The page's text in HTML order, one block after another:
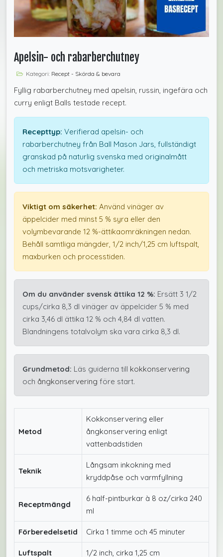
Apelsin- och rabarberchutney
Kategori: Recept - Skörda & bevara
Fyllig rabarberchutney med apelsin, russin, ingefära och
curry enligt Balls testade recept.
Recepttyp: Verifierad apelsin- och
rabarberchutney från Ball Mason Jars, fullständigt
granskad på naturlig svenska med originalmått
och metriska motsvarigheter.
Viktigt om säkerhet: Använd vinäger av
äppelcider med minst 5 % syra eller den
volymbevarande 12 %-ättikaomräkningen nedan.
Behåll samtliga mängder, 1/2 inch/1,25 cm luftspalt,
maxburken och processtiden.
Om du använder svensk ättika 12 %: Ersätt 3 1/2
cups/cirka 8,3 dl vinäger av äppelcider 5 % med
cirka 3,46 dl ättika 12 % och 4,84 dl vatten.
Blandningens totalvolym ska vara cirka 8,3 dl.
Grundmetod: Läs guiderna till kokkonservering
och ångkonservering före start.
Metod
Kokkonservering eller
ångkonservering enligt
vattenbadstiden
Teknik
Långsam inkokning med
kryddpåse och varmfyllning
Receptmängd
6 half-pintburkar à 8 oz/cirka 240
ml
Förberedelsetid Cirka 1 timme och 45 minuter
Luftspalt 1/2 inch, cirka 1,25 cm